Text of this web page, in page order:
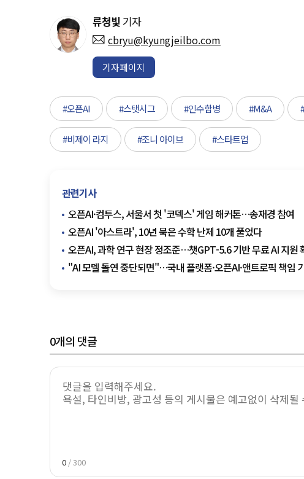
류청빛 기자
cbryu@kyungjeilbo.com
기자페이지
#오픈AI #스탯시그 #인수합병 #M&A
#비제이 라지 #조니 아이브 #스타트업
관련기사
오픈AI·컴투스, 서울서 첫 '코덱스' 게임 해커톤…송재경 참여
오픈AI '아스트라', 10년 묵은 수학 난제 10개 풀었다
오픈AI, 과학 연구 현장 정조준…챗GPT-5.6 기반 무료 AI 지원
"AI 모델 돌연 중단되면"…국내 플랫폼·오픈AI·앤트로픽 책임
0개의 댓글
0 / 300